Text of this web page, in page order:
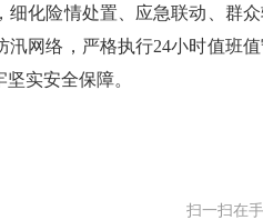
化险情处置、应急联动、群
网络，严格执行24小时值班
实安全保障。
扫一扫在